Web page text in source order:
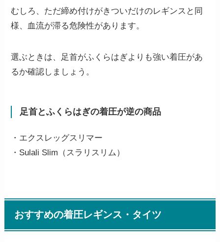
むしろ、ただ締め付けがきついだけのレギンスと同
様、血流が滞る危険性があります。
選ぶときは、足首がふくらはぎよりも強い着圧があ
るか確認しましょう。
足首とふくらはぎの着圧が逆の商品
・エクスレッグスリマー
・Sulali Slim（スラリスリム）
おすすめの着圧レギンス・タイツ